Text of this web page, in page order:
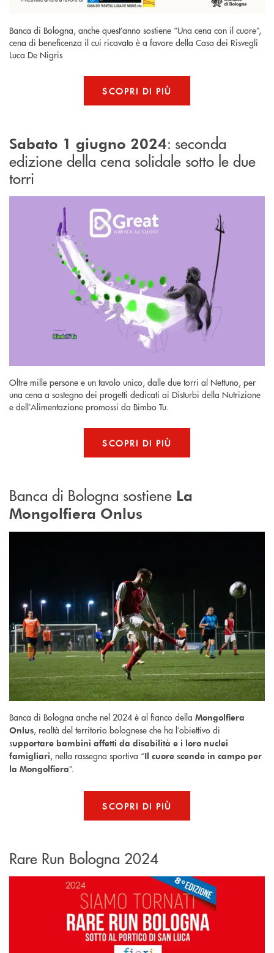
Banca di Bologna, anche quest’anno sostiene “Una cena con il cuore”,
cena di beneficenza il cui ricavato è a favore della Casa dei Risvegli
Luca De Nigris
SCOPRI DI PIÙ
Sabato 1 giugno 2024: seconda
edizione della cena solidale sotto le due
torri
Oltre mille persone e un tavolo unico, dalle due torri al Nettuno, per
una cena a sostegno dei progetti dedicati ai Disturbi della Nutrizione
e dell’Alimentazione promossi da Bimbo Tu.
SCOPRI DI PIÙ
Banca di Bologna sostiene La
Mongolfiera Onlus
Banca di Bologna anche nel 2024 è al fianco della Mongolfiera
Onlus, realtà del territorio bolognese che ha l’obiettivo di
supportare bambini affetti da disabilità e i loro nuclei
famigliari, nella rassegna sportiva “Il cuore scende in campo per
la Mongolfiera”.
SCOPRI DI PIÙ
Rare Run Bologna 2024